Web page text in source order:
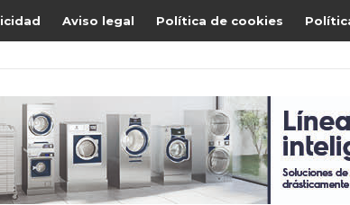
Aviso legal Política de cookies